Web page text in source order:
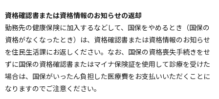
資格確認書または資格情報のお知らせの返却
勤務先の健康保険に加入するなどして、国保をやめるとき（国保の
資格がなくなったとき）は、資格確認書または資格情報のお知らせ
を住民生活課にお返しください。なお、国保の資格喪失手続きをせ
ずに国保の資格確認書またはマイナ保険証を使用して診療を受けた
場合は、国保がいったん負担した医療費をお支払いいただくことに
なりますのでご注意ください。